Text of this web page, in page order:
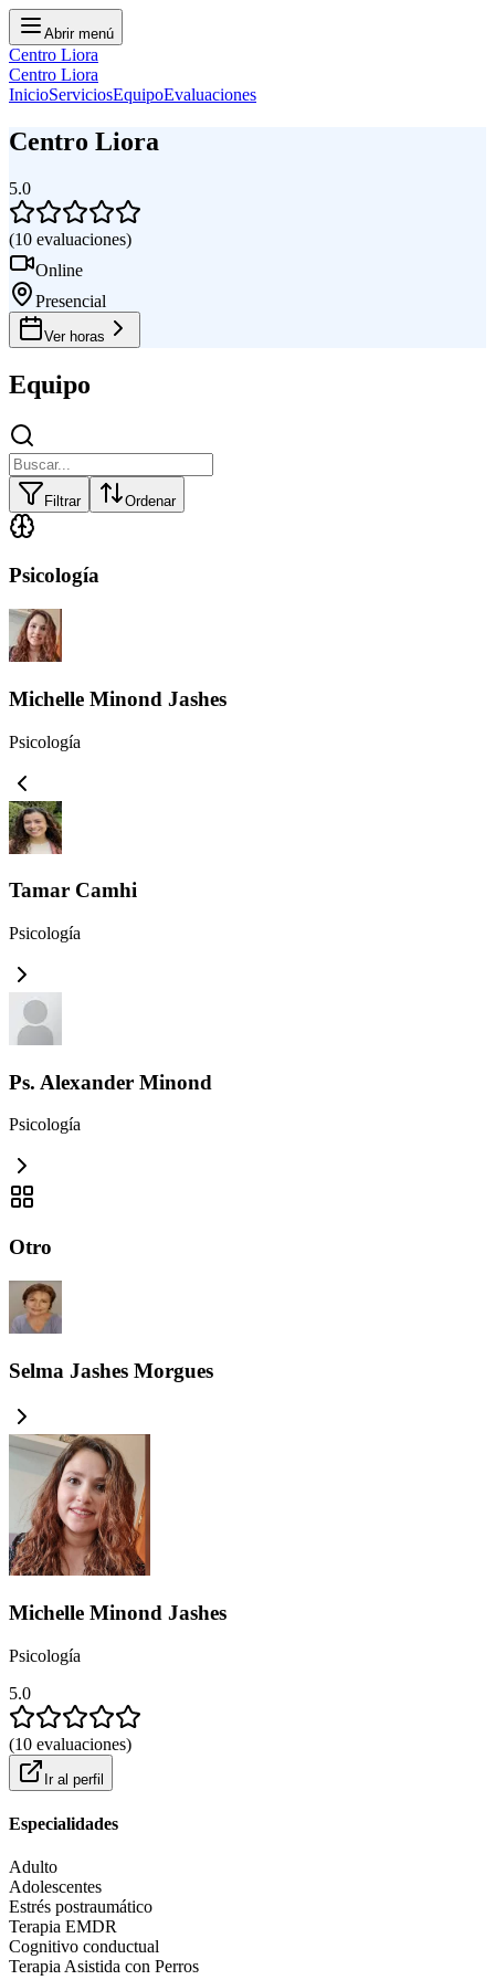
Abrir menú
Centro Liora
Centro Liora
InicioServiciosEquipoEvaluaciones
Centro Liora
5.0
(10 evaluaciones)
Online
Presencial
Ver horas
Equipo
Filtrar Ordenar
Psicología
Michelle Minond Jashes
Psicología
Tamar Camhi
Psicología
Ps. Alexander Minond
Psicología
Otro
Selma Jashes Morgues
Michelle Minond Jashes
Psicología
5.0
(10 evaluaciones)
Ir al perfil
Especialidades
Adulto
Adolescentes
Estrés postraumático
Terapia EMDR
Cognitivo conductual
Terapia Asistida con Perros